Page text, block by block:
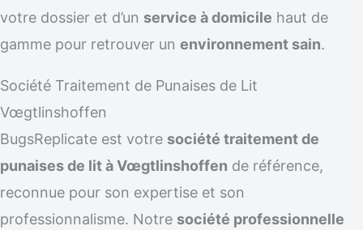
votre dossier et d’un service à domicile haut de
gamme pour retrouver un environnement sain.
Société Traitement de Punaises de Lit
Vœgtlinshoffen
BugsReplicate est votre société traitement de
punaises de lit à Vœgtlinshoffen de référence,
reconnue pour son expertise et son
professionnalisme. Notre société professionnelle